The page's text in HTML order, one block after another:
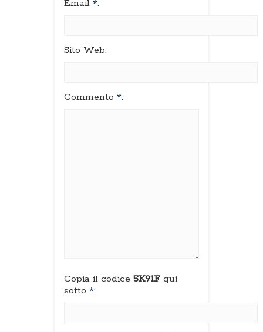
Email *:
Sito Web:
Commento *:
Copia il codice 5K91F qui
sotto *: